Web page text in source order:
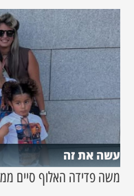
עשה את זה
משה פדידה האלוף סיים